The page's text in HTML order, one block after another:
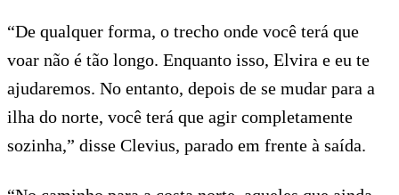
“De qualquer forma, o trecho onde você terá que
voar não é tão longo. Enquanto isso, Elvira e eu te
ajudaremos. No entanto, depois de se mudar para a
ilha do norte, você terá que agir completamente
sozinha,” disse Clevius, parado em frente à saída.